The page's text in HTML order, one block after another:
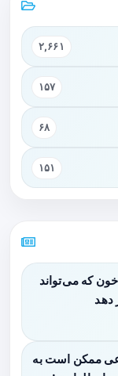
۲,۶۶۱
۱۵۷
۶۸
۱۵۱
که می‌تواند
دهد
ممکن است به